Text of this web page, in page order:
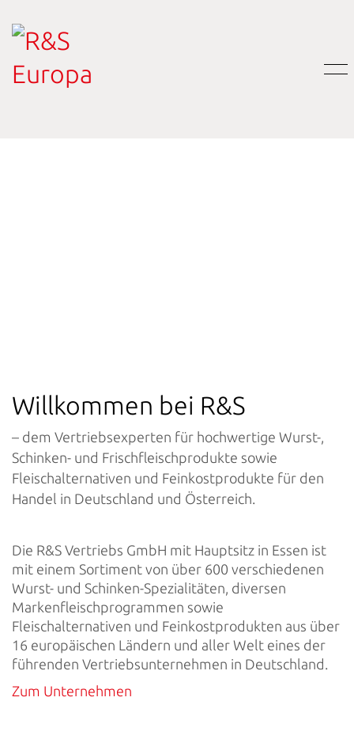
Willkommen bei R&S
– dem Vertriebsexperten für hochwertige Wurst-,
Schinken- und Frischfleischprodukte sowie
Fleischalternativen und Feinkostprodukte für den
Handel in Deutschland und Österreich.
Die R&S Vertriebs GmbH mit Hauptsitz in Essen ist
mit einem Sortiment von über 600 verschiedenen
Wurst- und Schinken-Spezialitäten, diversen
Markenfleischprogrammen sowie
Fleischalternativen und Feinkostprodukten aus über
16 europäischen Ländern und aller Welt eines der
führenden Vertriebsunternehmen in Deutschland.
Zum Unternehmen